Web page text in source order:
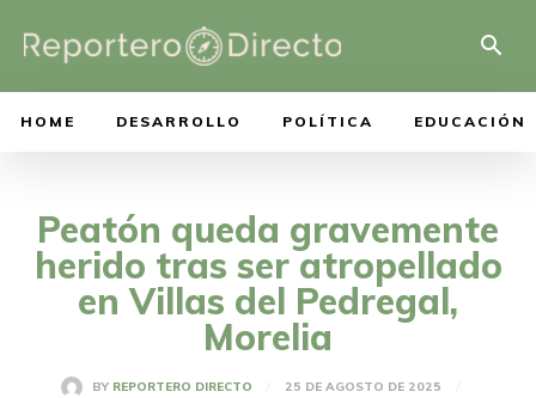
HOME DESARROLLO POLÍTICA EDUCACIÓN
Peatón queda gravemente
herido tras ser atropellado
en Villas del Pedregal,
Morelia
BY REPORTERO DIRECTO
25 DE AGOSTO DE 2025